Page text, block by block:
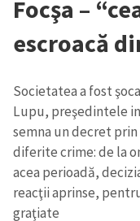
Focşa –
escroacă
Societatea a fost
Lupu, preşedintele
semna un decret
diferite crime: de la
acea perioadă,
reacţii aprinse,
graţiate